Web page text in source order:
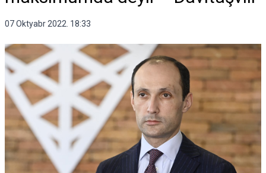
07 Oktyabr 2022. 18:33